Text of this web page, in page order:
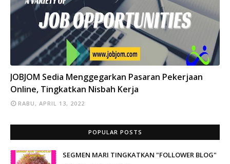
INFO
JOBJOM Sedia Menggegarkan Pasaran Pekerjaan
Online, Tingkatkan Nisbah Kerja
RABU, APRIL 13, 2022
POPULAR POSTS
SEGMEN MARI TINGKATKAN "FOLLOWER BLOG"